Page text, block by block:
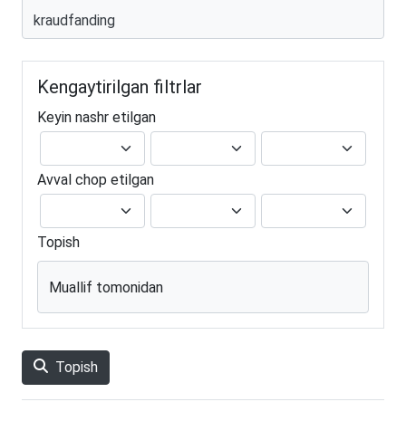
Kengaytirilgan filtrlar
Keyin nashr etilgan
Avval chop etilgan
Topish
Muallif tomonidan
Topish